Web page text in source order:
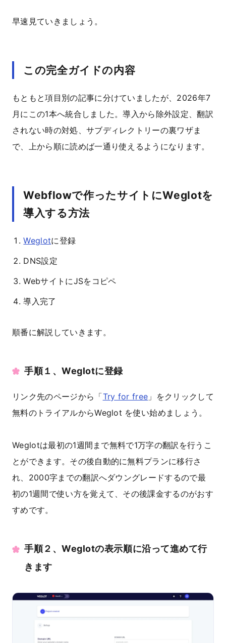
早速見ていきましょう。
この完全ガイドの内容
もともと項目別の記事に分けていましたが、2026年7
月にこの1本へ統合しました。導入から除外設定、翻訳
されない時の対処、サブディレクトリーの裏ワザま
で、上から順に読めば一通り使えるようになります。
Webflowで作ったサイトにWeglotを
導入する方法
Weglotに登録
DNS設定
WebサイトにJSをコピペ
導入完了
順番に解説していきます。
手順１、Weglotに登録
リンク先のページから「Try for free 」をクリックして
無料のトライアルからWeglot を使い始めましょう。
Weglotは最初の1週間まで無料で1万字の翻訳を行うこ
とができます。その後自動的に無料プランに移行さ
れ、2000字までの翻訳へダウングレードするので最
初の1週間で使い方を覚えて、その後課金するのがおす
すめです。
手順２、Weglotの表示順に沿って進めて行
きます